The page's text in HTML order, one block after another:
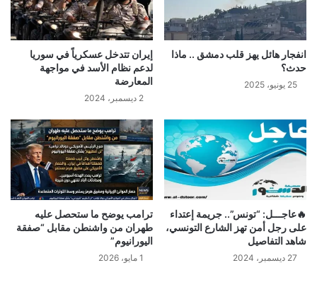
انفجار هائل يهز قلب دمشق .. ماذا
حدث؟
25 يونيو، 2025
إيران تتدخل عسكرياً في سوريا
لدعم نظام الأسد في مواجهة
المعارضة
2 ديسمبر، 2024
🔥عاجـــل: “تونس”.. جريمة إعتداء
على رجل أمن تهز الشارع التونسي،
شاهد التفاصيل
27 ديسمبر، 2024
ترامب يوضح ما ستحصل عليه
طهران من واشنطن مقابل “صفقة
اليورانيوم”
1 مايو، 2026